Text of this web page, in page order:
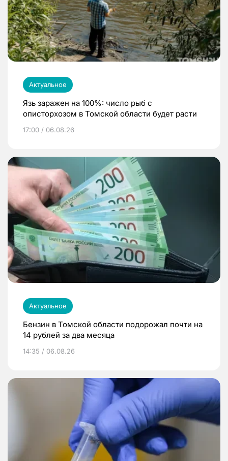
Актуальное
Язь заражен на 100%: число рыб с
описторхозом в Томской области будет расти
17:00 / 06.08.26
Актуальное
Бензин в Томской области подорожал почти на
14 рублей за два месяца
14:35 / 06.08.26